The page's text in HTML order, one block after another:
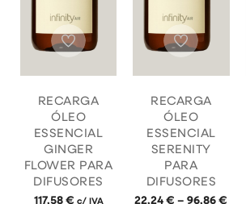
RECARGA
ÓLEO
ESSENCIAL
GINGER
FLOWER PARA
DIFUSORES
117,58€ c/ IVA
RECARGA
ÓLEO
ESSENCIAL
SERENITY
PARA
DIFUSORES
22,24€ – 96,86€